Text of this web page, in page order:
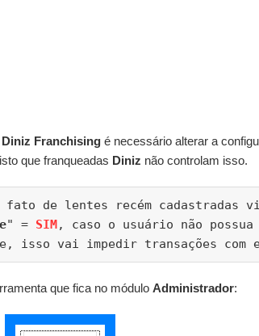
Diniz Franchising é necessário alterar a
que franqueadas Diniz não controlam isso.
de lentes recém cadastradas
" = SIM , caso o usuário não possua
isso vai impedir transações com
que fica no móduloAdministrador: